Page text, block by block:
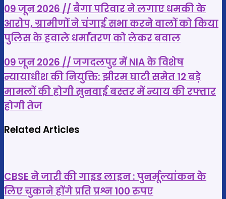
09
जून
2026
//
बैगा
परिवार
ने
लगाए
धमकी
के
चंगाई
सभा
09 जून 2026 // बैगा परिवार ने लगाए धमकी के
आरोप, ग्रामीणों ने चंगाई सभा करने वालों को किया
पुलिस के हवाले धर्मांतरण को लेकर बवाल
09
जून
2026
//
जगदलपुर
में
न्यायाधीश
की
09 जून 2026 // जगदलपुर में NIA के विशेष
न्यायाधीश की नियुक्ति: झीरम घाटी समेत 12 बड़े
मामलों की होगी सुनवाई बस्तर में न्याय की रफ्तार
होगी तेज
Related Articles
CBSE ने जारी की गाइड लाइन : पुनर्मूल्यांकन के
लिए चुकाने होंगे प्रति प्रश्न 100 रुपए